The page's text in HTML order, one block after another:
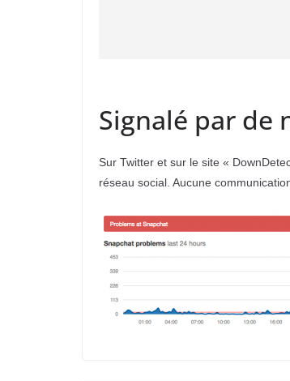
Signalé par de
Sur Twitter et sur le site «
réseau social. Aucune